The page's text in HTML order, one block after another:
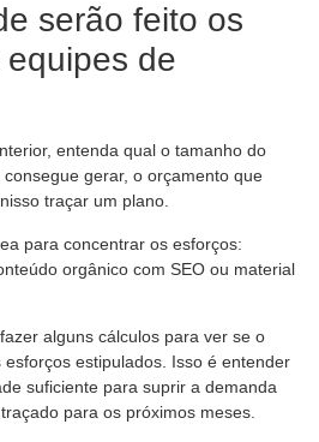
serão feito os
de
entenda qual o tamanho do
gerar, o orçamento que
traçar um plano.
para concentrar os esforços:
orgânico com SEO ou material
alguns cálculos para ver se o
estipulados. Isso é entender
suficiente para suprir a demanda
para os próximos meses.